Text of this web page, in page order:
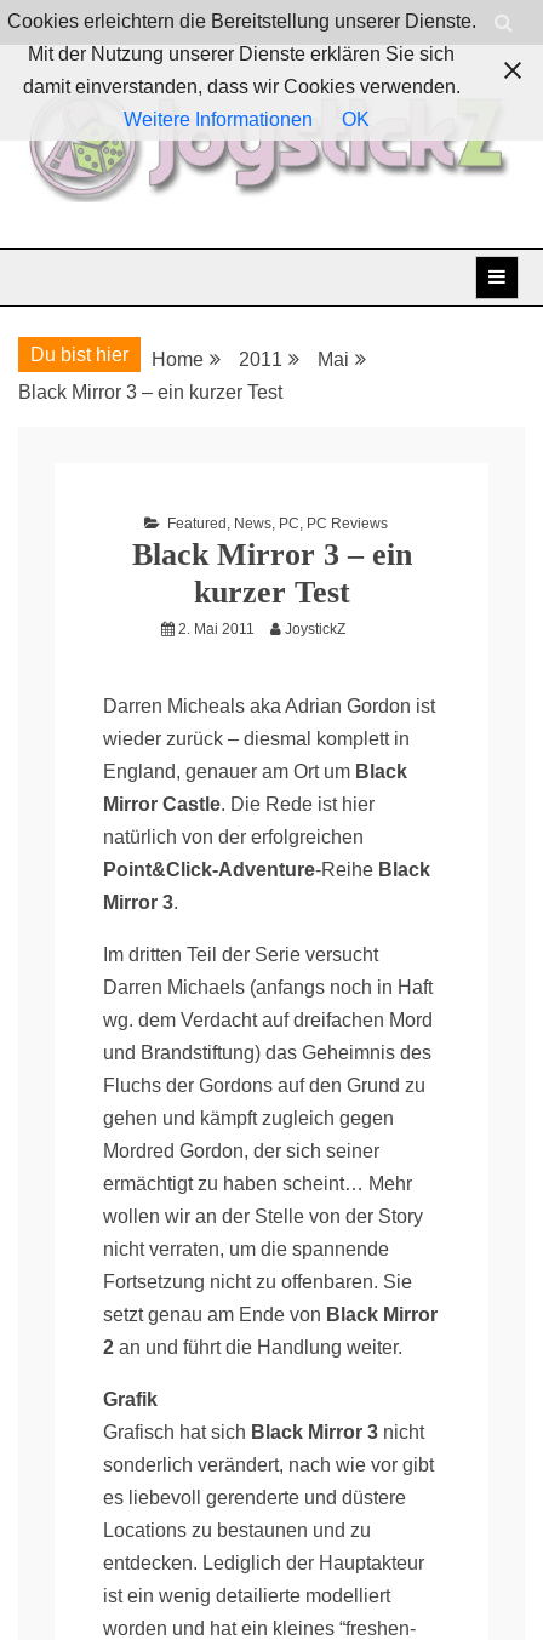
Skip
to
content
JoystickZ
Du bist hier Home 2011
Mai
Black Mirror 3 – ein kurzer Test
Featured , News, PC, PC Reviews
Black Mirror 3 – ein
kurzer Test
2. Mai 2011 JoystickZ
Darren Micheals aka Adrian Gordon ist
wieder zurück – diesmal komplett in
England, genauer am Ort um Black
Mirror Castle. Die Rede ist hier
natürlich von der erfolgreichen
Point&Click-Adventure-Reihe Black
Mirror 3.
Im dritten Teil der Serie versucht
Darren Michaels (anfangs noch in Haft
wg. dem Verdacht auf dreifachen Mord
und Brandstiftung) das Geheimnis des
Fluchs der Gordons auf den Grund zu
gehen und kämpft zugleich gegen
Mordred Gordon, der sich seiner
ermächtigt zu haben scheint… Mehr
wollen wir an der Stelle von der Story
nicht verraten, um die spannende
Fortsetzung nicht zu offenbaren. Sie
setzt genau am Ende von Black Mirror
2 an und führt die Handlung weiter.
Grafik
Grafisch hat sich Black Mirror 3 nicht
sonderlich verändert, nach wie vor gibt
es liebevoll gerenderte und düstere
Locations zu bestaunen und zu
entdecken. Lediglich der Hauptakteur
ist ein wenig detailierte modelliert
worden und hat ein kleines “freshen-
Cookies erleichtern die Bereitstellung unserer Dienste.
Mit der Nutzung unserer Dienste erklären Sie sich
damit einverstanden, dass wir Cookies verwenden.
Weitere Informationen
OK